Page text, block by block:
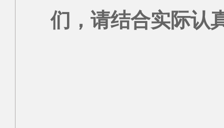
们，请结合实际认